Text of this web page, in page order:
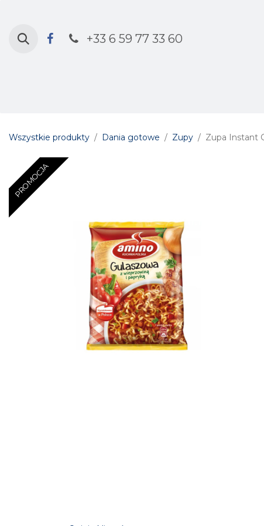
+33 6 59 77 33 60
Wszystkie produkty Dania gotowe Zupy Zupa Instant
PROMOCJA